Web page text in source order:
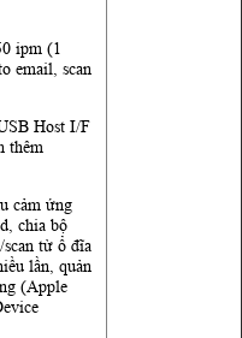
ipm (1
email, scan
Host I/F
thêm
cảm ứng
chia bộ
từ ổ đĩa
lần, quản
(Apple